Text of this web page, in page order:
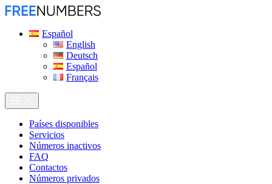
Español
English
Deutsch
Español
Français
Países disponibles
Servicios
Números inactivos
FAQ
Contactos
Números privados